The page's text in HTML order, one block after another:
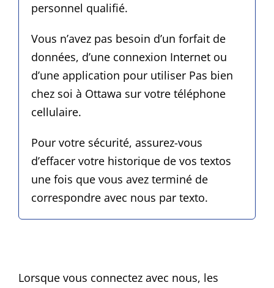
personnel qualifié.
Vous n’avez pas besoin d’un forfait de
données, d’une connexion Internet ou
d’une application pour utiliser Pas bien
chez soi à Ottawa sur votre téléphone
cellulaire.
Pour votre sécurité, assurez-vous
d’effacer votre historique de vos textos
une fois que vous avez terminé de
correspondre avec nous par texto.
Lorsque vous connectez avec nous, les